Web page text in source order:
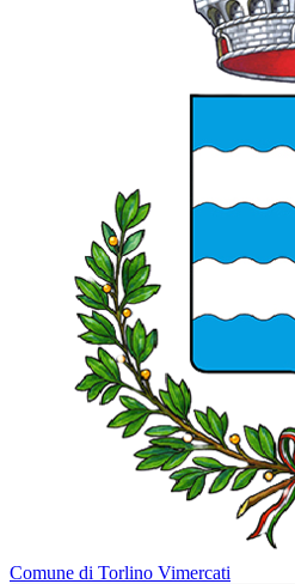
Comune di Torlino Vimercati